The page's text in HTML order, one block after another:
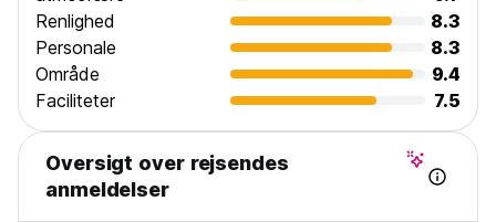
Renlighed
8.3
Personale
8.3
Område
9.4
Faciliteter
7.5
Oversigt over rejsendes
anmeldelser